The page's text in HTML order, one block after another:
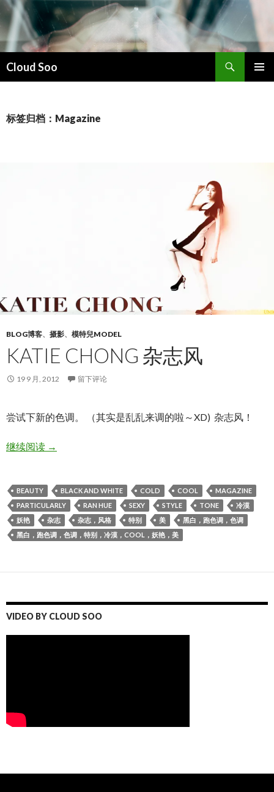
Cloud Soo
索
文
标签归档：Magazine
BLOG博客、 摄影、 模特兒MODEL
KATIE CHONG 杂志风
19 9 月, 2012 留下评论
尝试下新的色调。 （其实是乱乱来调的啦～XD) 杂志风！
继续阅读KATIE CHONG 杂志风
→
BEAUTY BLACK AND WHITE COLD COOL
MAGAZINE
PARTICULARLY
RAN HUE SEXY STYLE TONE
冷漠
妖艳
杂志 杂志，风格 特别 美
黑白，跑色调，色调
黑白，跑色调，色调，特别，冷漠，COOL，妖艳，美
VIDEO BY CLOUD SOO